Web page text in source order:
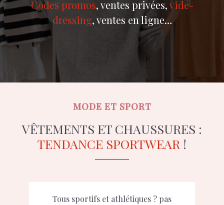
Codes promos, ventes privées,vide-
dressing, ventes en ligne…
MODE ET SPORT
VÊTEMENTS ET CHAUSSURES :
TENDANCE SPORTWEAR!
Tous sportifs et athlétiques ? pas